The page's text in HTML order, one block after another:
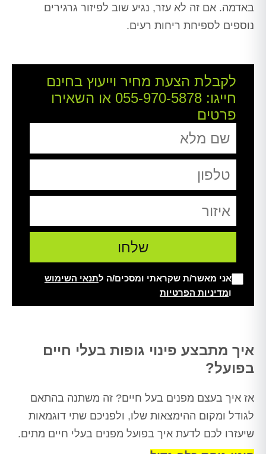
באדמה. אם זה לא עזר, נגיע שוב לפיזור גרגירים
נוספים לספיחת ריחות רעים.
לקבלת הצעת מחיר וייעוץ בחינם
חייגו: 055-970-5878 או השאירו
פרטים
אני מאשר/ת שקראתי ומסכים/ה לתנאי השימוש
ומדיניות הפרטיות
איך מתבצע פינוי גופות בעלי חיים
בפועל?
אז איך בעצם מפנים בעל חיים? זה משתנה בהתאם
לגודל ומקום ההימצאות שלו, ולפניכם שתי דוגמאות
שיעזרו לכם לדעת איך בפועל מפנים בעלי חיים מתים.